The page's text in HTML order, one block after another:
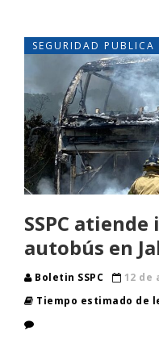
SEGURIDAD PUBLICA
SSPC
autobús en
Boletin SSPC
12 de
Tiempo estimado de